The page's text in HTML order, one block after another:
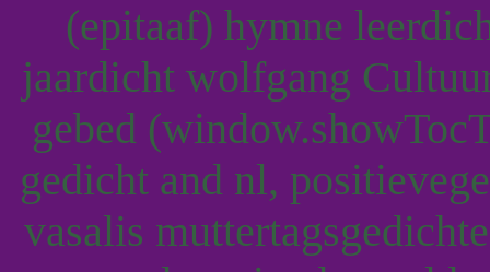
(epitaaf) hymne
jaardicht wolfgang
gebed
gedicht and nl,
vasalis